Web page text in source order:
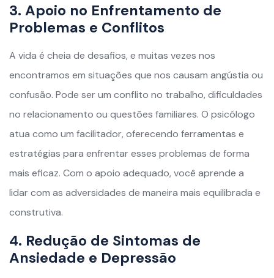
3. Apoio no Enfrentamento de
Problemas e Conflitos
A vida é cheia de desafios, e muitas vezes nos
encontramos em situações que nos causam angústia ou
confusão. Pode ser um conflito no trabalho, dificuldades
no relacionamento ou questões familiares. O psicólogo
atua como um facilitador, oferecendo ferramentas e
estratégias para enfrentar esses problemas de forma
mais eficaz. Com o apoio adequado, você aprende a
lidar com as adversidades de maneira mais equilibrada e
construtiva.
4. Redução de Sintomas de
Ansiedade e Depressão